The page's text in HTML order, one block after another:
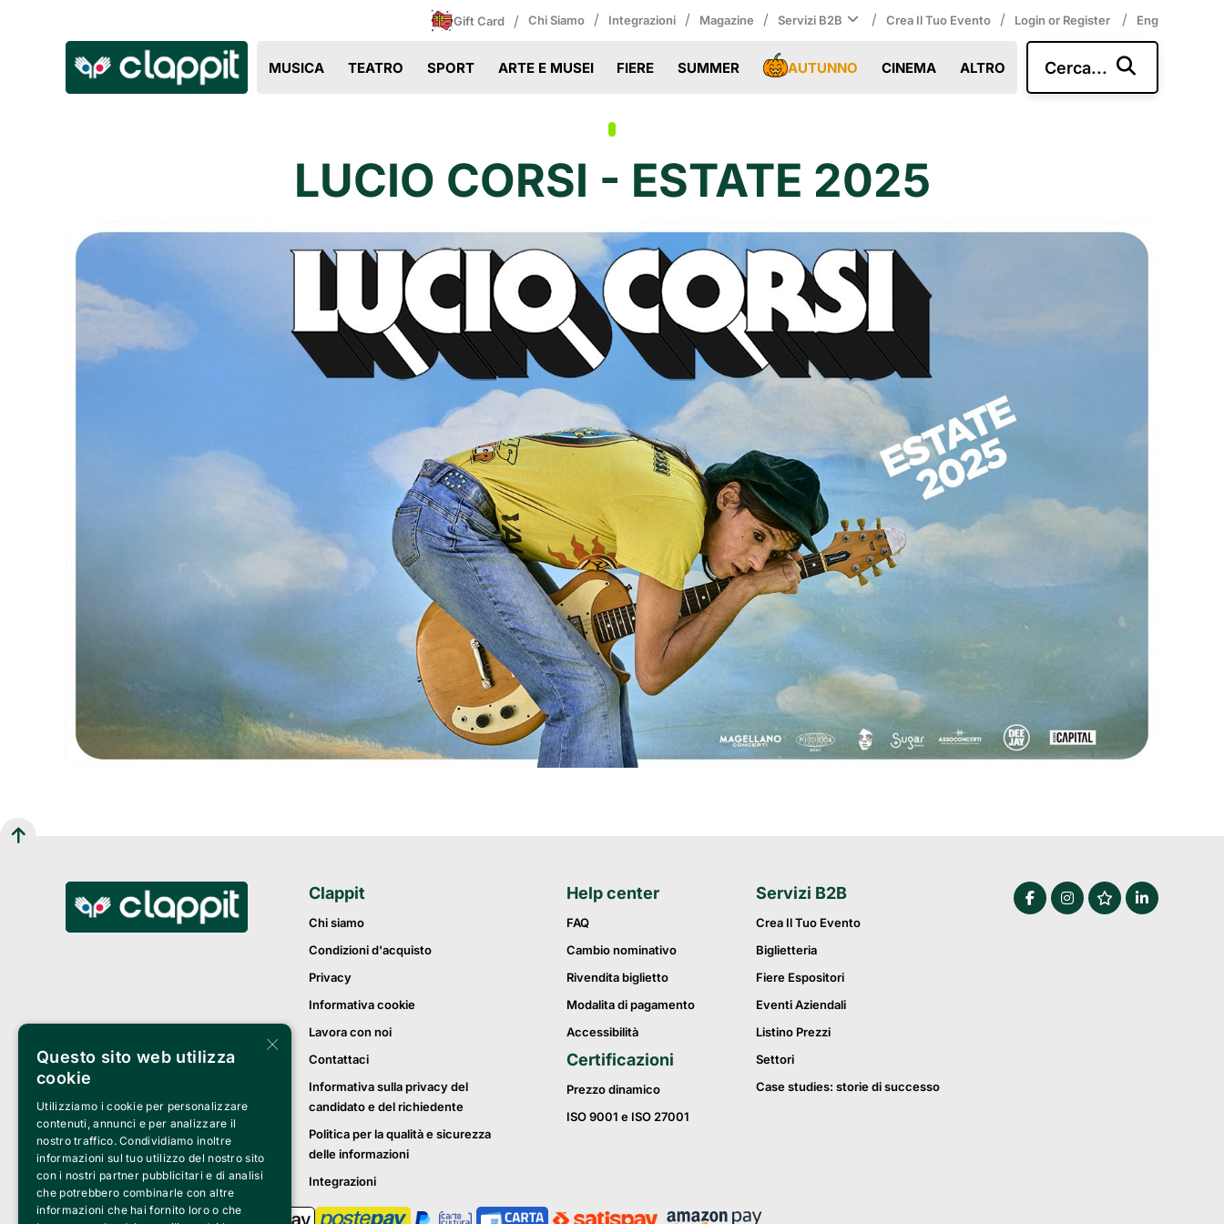
Gift Card / Chi Siamo / Integrazioni / Magazine / Servizi B2B / Crea Il Tuo Evento / Login or Register / Eng
MUSICA TEATRO SPORT ARTE E MUSEI FIERE SUMMER AUTUNNO CINEMA ALTRO Cerca...
LUCIO CORSI - ESTATE 2025
Clappit
Chi siamo
Condizioni d'acquisto
Privacy
Informativa cookie
Lavora con noi
Contattaci
Informativa sulla privacy del
candidato e del richiedente
Politica per la qualità e sicurezza
delle informazioni
Integrazioni
Help center
FAQ
Cambio nominativo
Rivendita biglietto
Modalita di pagamento
Accessibilità
Certificazioni
Prezzo dinamico
ISO 9001 e ISO 27001
Servizi B2B
Crea Il Tuo Evento
Biglietteria
Fiere Espositori
Eventi Aziendali
Listino Prezzi
Settori
Case studies: storie di successo
×
Questo sito web utilizza
cookie
Utilizziamo i cookie per personalizzare
contenuti, annunci e per analizzare il
nostro traffico. Condividiamo inoltre
informazioni sul tuo utilizzo del nostro sito
con i nostri partner pubblicitari e di analisi
che potrebbero combinarle con altre
informazioni che hai fornito loro o che